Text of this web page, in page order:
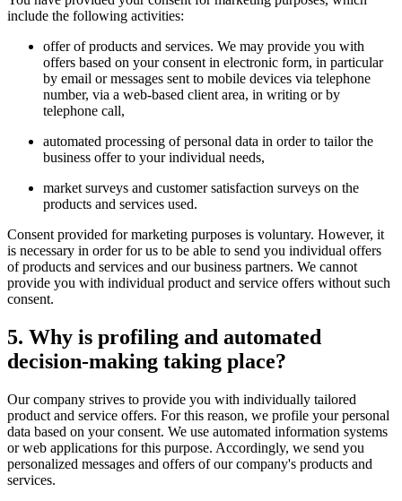
include the following activities:
offer of products and services. We may provide you with
offers based on your consent in electronic form, in particular
by email or messages sent to mobile devices via telephone
number, via a web-based client area, in writing or by
telephone call,
automated processing of personal data in order to tailor the
business offer to your individual needs,
market surveys and customer satisfaction surveys on the
products and services used.
Consent provided for marketing purposes is voluntary. However, it
is necessary in order for us to be able to send you individual offers
of products and services and our business partners. We cannot
provide you with individual product and service offers without such
consent.
5. Why is profiling and automated
decision-making taking place?
Our company strives to provide you with individually tailored
product and service offers. For this reason, we profile your personal
data based on your consent. We use automated information systems
or web applications for this purpose. Accordingly, we send you
personalized messages and offers of our company's products and
services.